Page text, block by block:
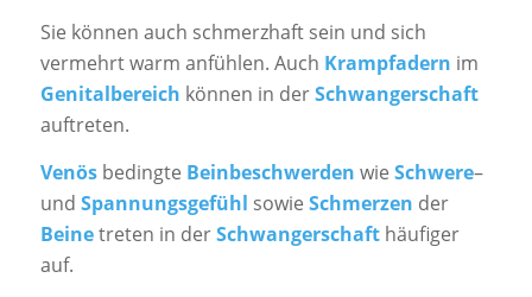
Sie können auch schmerzhaft sein und sich
vermehrt warm anfühlen. Auch Krampfadern im
Genitalbereich können in derSchwangerschaft
auftreten.
Venösbedingte Beinbeschwerden wie Schwere–
und Spannungsgefühl sowie Schmerzen der
Beinetreten in derSchwangerschafthäufiger
auf.